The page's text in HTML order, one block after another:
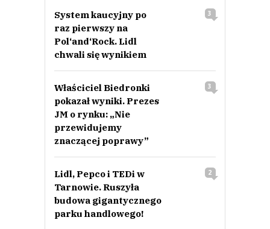
System kaucyjny po
raz pierwszy na
Pol‘and‘Rock. Lidl
chwali się wynikiem
3
Właściciel Biedronki
pokazał wyniki. Prezes
JM o rynku: „Nie
przewidujemy
znaczącej poprawy”
3
Lidl, Pepco i TEDi w
Tarnowie. Ruszyła
budowa gigantycznego
parku handlowego!
2